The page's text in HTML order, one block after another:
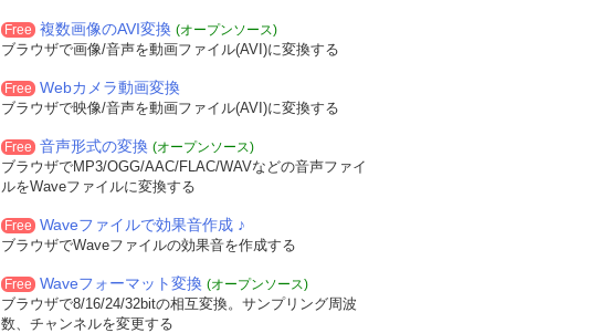
Free 複数画像のAVI変換 (オープンソース)
ブラウザで画像/音声を動画ファイル(AVI)に変換する
Free Webカメラ動画変換
ブラウザで映像/音声を動画ファイル(AVI)に変換する
Free 音声形式の変換 (オープンソース)
ブラウザでMP3/OGG/AAC/FLAC/WAVなどの音声ファイ
ルをWaveファイルに変換する
Free Waveファイルで効果音作成 ♪
ブラウザでWaveファイルの効果音を作成する
Free Waveフォーマット変換 (オープンソース)
ブラウザで8/16/24/32bitの相互変換。サンプリング周波
数、チャンネルを変更する